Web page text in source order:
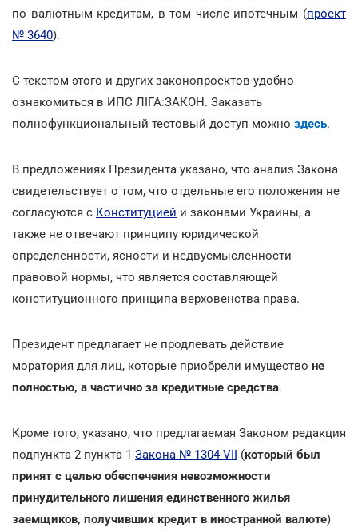
по валютным кредитам, в том числе ипотечным (проект
№ 3640).
С текстом этого и других законопроектов удобно
ознакомиться в ИПС ЛІГА:ЗАКОН. Заказать
полнофункциональный тестовый доступ можно здесь.
В предложениях Президента указано, что анализ Закона
свидетельствует о том, что отдельные его положения не
согласуются с Конституцией и законами Украины, а
также не отвечают принципу юридической
определенности, ясности и недвусмысленности
правовой нормы, что является составляющей
конституционного принципа верховенства права.
Президент предлагает не продлевать действие
моратория для лиц, которые приобрели имущество не
полностью, а частично за кредитные средства.
Кроме того, указано, что предлагаемая Законом редакция
подпункта 2 пункта 1 Закона № 1304-VII (который был
принят с целью обеспечения невозможности
принудительного лишения единственного жилья
заемщиков, получивших кредит в иностранной валюте)